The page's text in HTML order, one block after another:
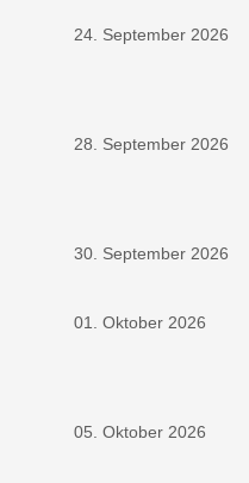
24. September 2026
28. September 2026
30. September 2026
01. Oktober 2026
05. Oktober 2026